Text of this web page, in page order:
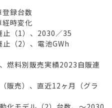
録台数
時変化
（1）、2030／35
（2）、電池GWh
料別販売実績2023自販連
売）、直近12ヶ月（グラ